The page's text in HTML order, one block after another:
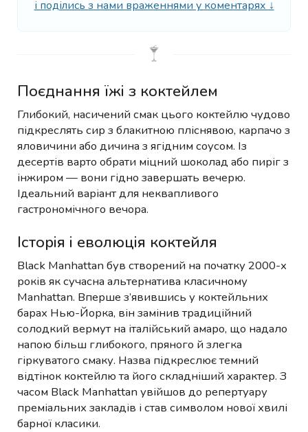
і поділись з нами враженнями у коментарях ↓
Поєднання їжі з коктейлем
Глибокий, насичений смак цього коктейлю чудово
підкреслять сир з блакитною пліснявою, карпачо з
яловичини або дичина з ягідним соусом. Із
десертів варто обрати міцний шоколад або пиріг з
інжиром — вони гідно завершать вечерю.
Ідеальний варіант для неквапливого
гастрономічного вечора.
Історія і еволюція коктейля
Black Manhattan був створений на початку 2000-х
років як сучасна альтернатива класичному
Manhattan. Вперше з’явившись у коктейльних
барах Нью-Йорка, він замінив традиційний
солодкий вермут на італійський амаро, що надало
напою більш глибокого, пряного й злегка
гіркуватого смаку. Назва підкреслює темний
відтінок коктейлю та його складніший характер. З
часом Black Manhattan увійшов до репертуару
преміальних закладів і став символом нової хвилі
барної класики.